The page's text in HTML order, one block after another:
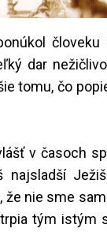
dar
tomu, čo
v časoch
najsladší
nie sme
tým istým